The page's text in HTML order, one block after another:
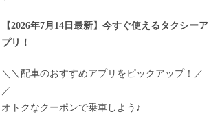
【2026年7月14日最新】今すぐ使えるタクシーア
プリ！
＼＼配車のおすすめアプリをピックアップ！／
／
オトクなクーポンで乗車しよう♪